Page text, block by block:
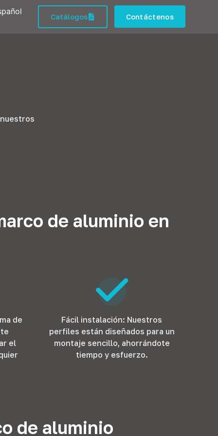
Catálogos Contáctenos
de aluminio en
de
el
Fácil instalación: Nuestros
perfiles están diseñados para un
montaje sencillo, ahorrándote
tiempo y esfuerzo.
de aluminio